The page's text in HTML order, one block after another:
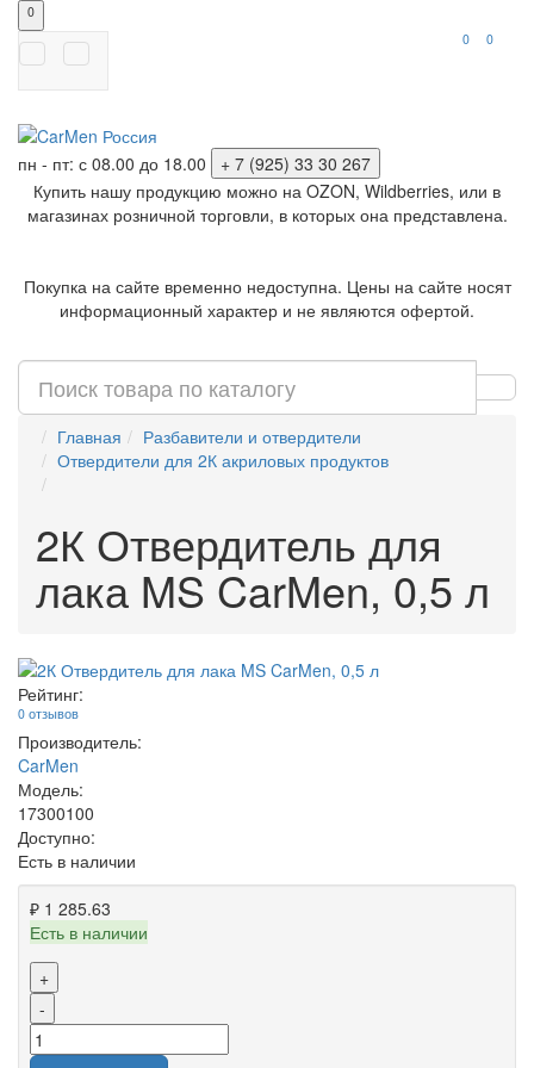
0
0
0
пн - пт: с 08.00 до 18.00
+ 7 (925) 33 30 267
Купить нашу продукцию можно на OZON, Wildberries, или в
магазинах розничной торговли, в которых она представлена.
Покупка на сайте временно недоступна. Цены на сайте носят
информационный характер и не являются офертой.
Главная
Разбавители и отвердители
Отвердители для 2К акриловых продуктов
2К Отвердитель для
лака MS CarMen, 0,5 л
Рейтинг:
0 отзывов
Производитель:
CarMen
Модель:
17300100
Доступно:
Есть в наличии
₽ 1 285.63
Есть в наличии
+
-